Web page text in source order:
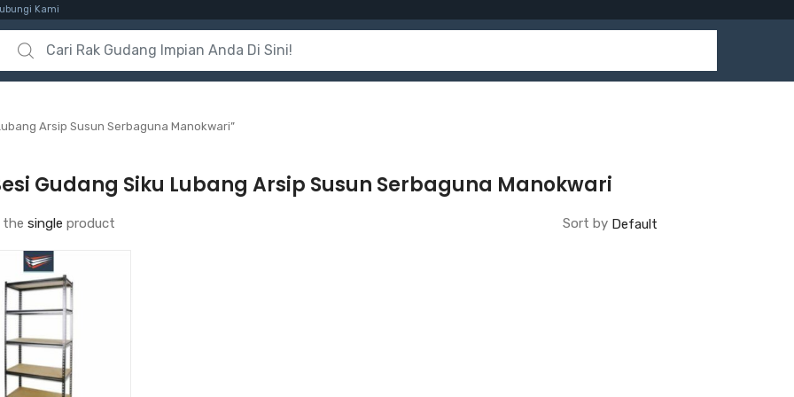
Kami
Search for:
Arsip Susun Serbaguna Manokwari”
Gudang Siku Lubang Arsip Susun Serbaguna Manokwari
the single product Sort by